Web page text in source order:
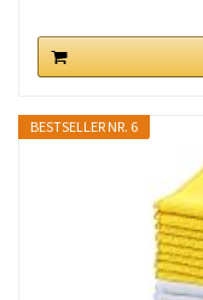
BESTSELLER NR. 6